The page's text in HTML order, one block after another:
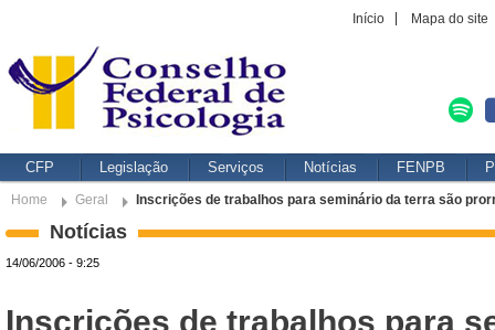
Início Mapa do site
CFP Legislação Serviços Notícias FENPB
Home Geral Inscrições de trabalhos para seminário da terra são
Notícias
14/06/2006 - 9:25
Inscrições de trabalhos para